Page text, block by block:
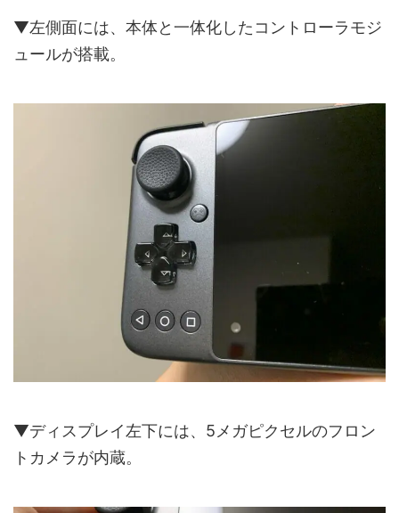
▼左側面には、本体と一体化したコントローラモジ
ュールが搭載。
▼ディスプレイ左下には、5メガピクセルのフロン
トカメラが内蔵。